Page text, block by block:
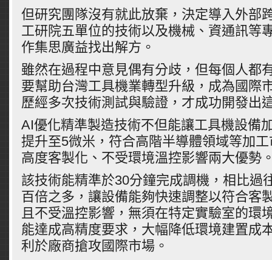
但研究團隊沒有就此放棄，決定導入外部
工研院五單位的技術以及機械、資通訊等
作集思廣益找出解方。
雖然在過程中意見偶有分歧，但每個人都
要幫助台灣工具機業轉型升級，成為國際
歷經多次技術測試與驗證，才成功開發出
AI優化精準製造技術不但能讓工具機設備
提升至5微米，符合高階半導體領域等加
高度客製化、不受環境溫控影響兩大優勢
該技術能精準於30分鐘完成調機，相比過
百倍之多，讓設備能夠快速調整以符合客
且不受溫控影響，無須在特定實驗室的環
能達成高精度要求，大幅降低環境建置成
利於廠商搶攻國際市場。